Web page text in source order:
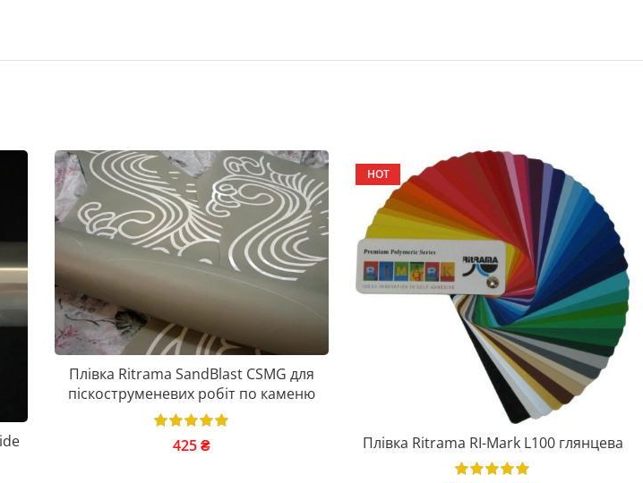
Плівка Ritrama SandBlast CSMG для
піскоструменевих робіт по каменю
425₴
HOT
Плівка Ritrama RI-Mark L100 глянцева